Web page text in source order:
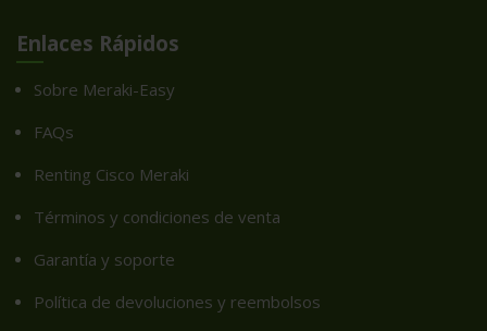
Enlaces Rápidos
Sobre Meraki-Easy
FAQs
Renting Cisco Meraki
Términos y condiciones de venta
Garantía y soporte
Política de devoluciones y reembolsos